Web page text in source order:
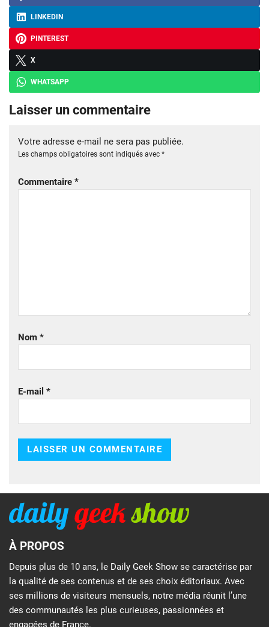
LINKEDIN
PINTEREST
X
WHATSAPP
Laisser un commentaire
Votre adresse e-mail ne sera pas publiée.
Les champs obligatoires sont indiqués avec *
Commentaire *
Nom *
E-mail *
À PROPOS
Depuis plus de 10 ans, le Daily Geek Show se caractérise par
la qualité de ses contenus et de ses choix éditoriaux. Avec
ses millions de visiteurs mensuels, notre média réunit l’une
des communautés les plus curieuses, passionnées et
engagées de France.